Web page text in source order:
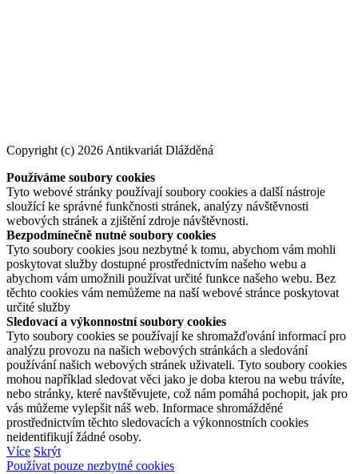
Copyright (c) 2026 Antikvariát Dlážděná
Používáme soubory cookies
Tyto webové stránky používají soubory cookies a další nástroje
sloužící ke správné funkčnosti stránek, analýzy návštěvnosti
webových stránek a zjištění zdroje návštěvnosti.
Bezpodmínečně nutné soubory cookies
Tyto soubory cookies jsou nezbytné k tomu, abychom vám mohli
poskytovat služby dostupné prostřednictvím našeho webu a
abychom vám umožnili používat určité funkce našeho webu. Bez
těchto cookies vám nemůžeme na naší webové stránce poskytovat
určité služby
Sledovací a výkonnostní soubory cookies
Tyto soubory cookies se používají ke shromažďování informací pro
analýzu provozu na našich webových stránkách a sledování
používání našich webových stránek uživateli. Tyto soubory cookies
mohou například sledovat věci jako je doba kterou na webu trávíte,
nebo stránky, které navštěvujete, což nám pomáhá pochopit, jak pro
vás můžeme vylepšit náš web. Informace shromážděné
prostřednictvím těchto sledovacích a výkonnostních cookies
neidentifikují žádné osoby.
Více Skrýt
Používat pouze nezbytné cookies